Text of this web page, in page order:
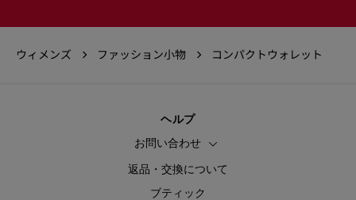
ウィメンズ ファッション小物 コンパクトウォレット
ヘルプ
お問い合わせ
返品・交換について
ブティック